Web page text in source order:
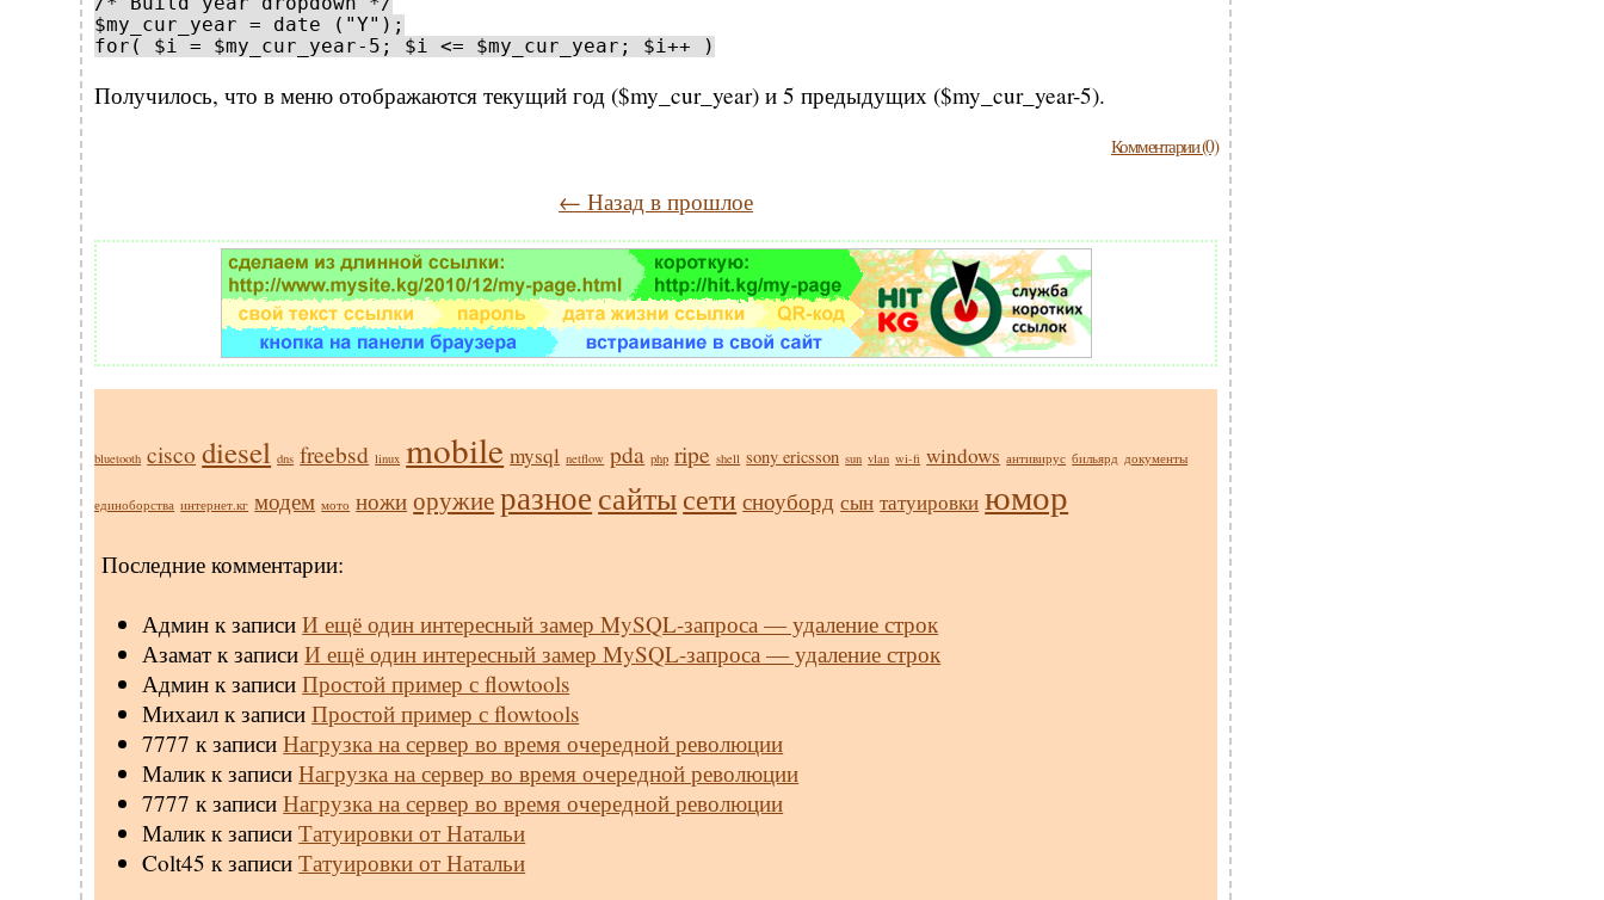
$my_cur_year = date ("Y");
for( $i = $my_cur_year-5; $i <= $my_cur_year; $i++ )
Получилось, что в меню отображаются текущий год ($my_cur_year) и 5 предыдущих ($my_cur_year-5).
Комментарии (0)
← Назад в прошлое
bluetooth cisco diesel dns freebsd linux mobile mysql netflow pda php ripe shell sony ericsson sun vlan wi-fi windows антивирус бильярд документы
единоборства интернет.кг модем мото ножиоружиеразное сайтысетисноуборд сын татуировки юмор
Последние комментарии:
Админ к записиИ ещё один интересный замер MySQL-запроса — удаление строк
Азамат к записиИ ещё один интересный замер MySQL-запроса — удаление строк
Админ к записиПростой пример с flowtools
Михаил к записиПростой пример с flowtools
7777 к записиНагрузка на сервер во время очередной революции
Малик к записиНагрузка на сервер во время очередной революции
7777 к записиНагрузка на сервер во время очередной революции
Малик к записиТатуировки от Натальи
Colt45 к записиТатуировки от Натальи